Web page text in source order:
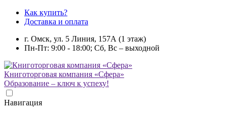
Как купить?
Доставка и оплата
г. Омск, ул. 5 Линия, 157А (1 этаж)
Пн-Пт: 9:00 - 18:00; Сб, Вс – выходной
Книготорговая компания «Сфера»
Образование – ключ к успеху!
Навигация